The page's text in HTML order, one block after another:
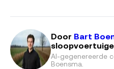
Door Bart
AI-gegenereerde
Boensma.